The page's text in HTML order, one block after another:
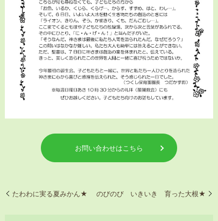
お問い合わせはこちら
たわわに実る夏みかん★ のびのび いきいき 育った大根★